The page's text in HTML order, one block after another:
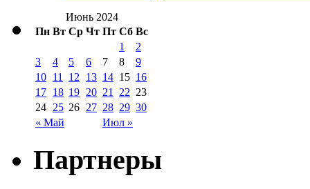
Июнь 2024
Пн Вт Ср Чт Пт Сб Вс
« Май Июл »
1
2
3
4 5 6 7 8
9
10 11 12 13 14 15 16
17 18 19 20 21 22 23
24 25 26 27 28 29 30
Партнеры